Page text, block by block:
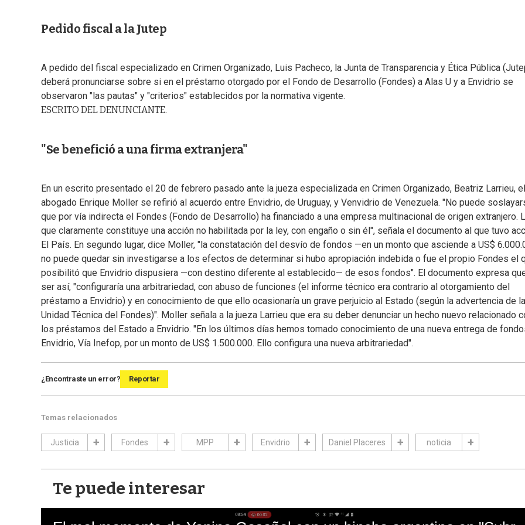
Pedido fiscal a la Jutep
A pedido del fiscal especializado en Crimen Organizado, Luis Pacheco, la Junta de Transparencia y Ética Pública
deberá pronunciarse sobre si en el préstamo otorgado por el Fondo de Desarrollo (Fondes) a Alas U y a Envidrio se
observaron "las pautas" y "criterios" establecidos por la normativa vigente.
ESCRITO DEL DENUNCIANTE.
"Se benefició a una firma extranjera"
En un escrito presentado el 20 de febrero pasado ante la jueza especializada en Crimen Organizado, Beatriz Larrieu, el
abogado Enrique Moller se refirió al acuerdo entre Envidrio, de Uruguay, y Venvidrio de Venezuela. "No puede
que por vía indirecta el Fondes (Fondo de Desarrollo) ha financiado a una empresa multinacional de origen extranjero.
que claramente constituye una acción no habilitada por la ley, con engaño o sin él", señala el documento al que tuvo
El País. En segundo lugar, dice Moller, "la constatación del desvío de fondos —en un monto que asciende a US$
no puede quedar sin investigarse a los efectos de determinar si hubo apropiación indebida o fue el propio Fondes el
posibilitó que Envidrio dispusiera —con destino diferente al establecido— de esos fondos". El documento expresa
ser así, "configuraría una arbitrariedad, con abuso de funciones (el informe técnico era contrario al otorgamiento del
préstamo a Envidrio) y en conocimiento de que ello ocasionaría un grave perjuicio al Estado (según la advertencia de la
Unidad Técnica del Fondes)". Moller señala a la jueza Larrieu que era su deber denunciar un hecho nuevo relacionado
los préstamos del Estado a Envidrio. "En los últimos días hemos tomado conocimiento de una nueva entrega de
Envidrio, Vía Inefop, por un monto de US$ 1.500.000. Ello configura una nueva arbitrariedad".
¿Encontraste un error? Reportar
Temas relacionados
Justicia Fondes MPP Envidrio Daniel Placeres noticia
Te puede interesar